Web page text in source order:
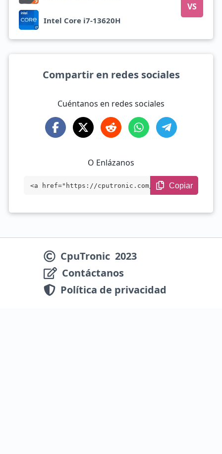
VS
Intel Core i7-13620H
Compartir en redes sociales
Cuéntanos en redes sociales
O Enlázanos
<a href="https://cputronic.com/es/cpu/in
Copiar
CpuTronic 2023
Contáctanos
Política de privacidad